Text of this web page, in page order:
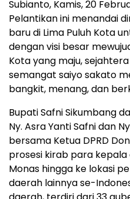
Subianto, Kamis, 20
Pelantikan ini menandai
baru di Lima Puluh Kota
dengan visi besar
Kota yang maju,
semangat saiyo sakato
bangkit, menang, dan
Bupati Safni Sikumbang
Ny. Asra Yanti Safni dan
bersama Ketua DPRD
prosesi kirab para
Monas hingga ke lokasi
daerah lainnya se-